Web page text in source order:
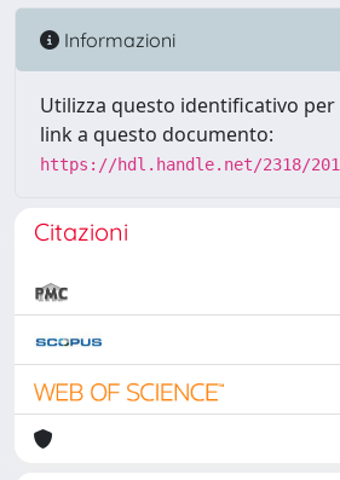
Informazioni
Utilizza questo identificativo
link a questo documento:
https://hdl.handle.net/2318/
Citazioni